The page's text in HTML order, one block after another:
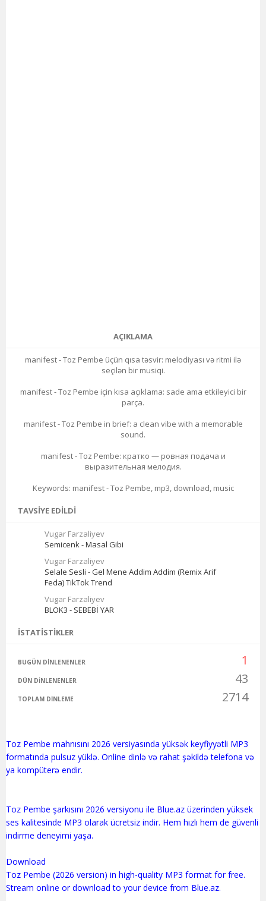
AÇIKLAMA
manifest - Toz Pembe üçün qısa təsvir: melodiyası və ritmi ilə
seçilən bir musiqi.
manifest - Toz Pembe için kısa açıklama: sade ama etkileyici bir
parça.
manifest - Toz Pembe in brief: a clean vibe with a memorable
sound.
manifest - Toz Pembe: кратко — ровная подача и
выразительная мелодия.
Keywords: manifest - Toz Pembe, mp3, download, music
TAVSIYE EDILDI
Vugar Farzaliyev
Semicenk - Masal Gibi
Vugar Farzaliyev
Selale Sesli - Gel Mene Addim Addim (Remix Arif
Feda) TikTok Trend
Vugar Farzaliyev
BLOK3 - SEBEBİ YAR
İSTATISTIKLER
BUGÜN DINLENENLER 1
DÜN DINLENENLER 43
TOPLAM DINLEME 2714
Toz Pembe mahnısını 2026 versiyasında yüksək keyfiyyətli MP3
formatında pulsuz yüklə. Online dinlə və rahat şəkildə telefona və
ya kompüterə endir.
Toz Pembe şarkısını 2026 versiyonu ile Blue.az üzerinden yüksek
ses kalitesinde MP3 olarak ücretsiz indir. Hem hızlı hem de güvenli
indirme deneyimi yaşa.
Download
Toz Pembe (2026 version) in high-quality MP3 format for free.
Stream online or download to your device from Blue.az.